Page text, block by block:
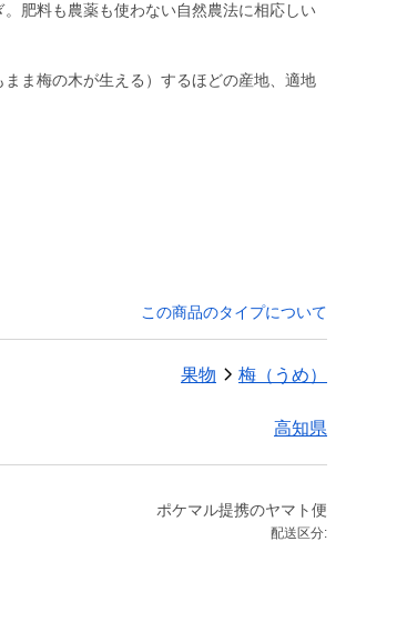
肥料も農薬も使わない自然農法に相応しい
ま梅の木が生える）するほどの産地、適地
この商品のタイプについて
果物 梅（うめ）
高知県
ポケマル提携のヤマト便
配送区分: